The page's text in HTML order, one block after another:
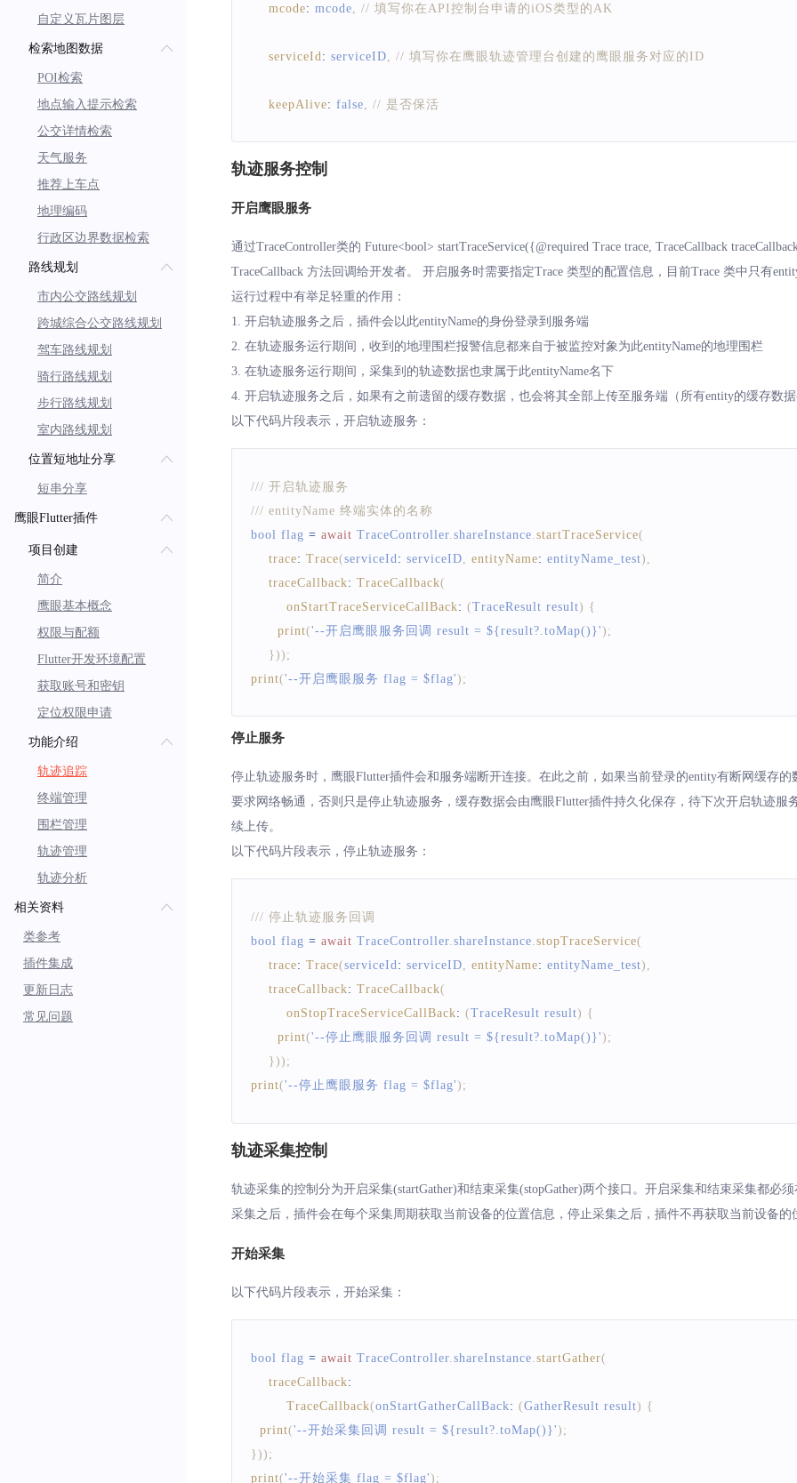
自定义瓦片图层
检索地图数据
POI检索
地点输入提示检索
公交详情检索
天气服务
推荐上车点
地理编码
行政区边界数据检索
路线规划
市内公交路线规划
跨城综合公交路线规划
驾车路线规划
骑行路线规划
步行路线规划
室内路线规划
位置短地址分享
短串分享
鹰眼Flutter插件
项目创建
简介
鹰眼基本概念
权限与配额
Flutter开发环境配置
获取账号和密钥
定位权限申请
功能介绍
轨迹追踪
终端管理
围栏管理
轨迹管理
轨迹分析
相关资料
类参考
插件集成
更新日志
常见问题
mcode: mcode // 填写你在API控制台申请的iOS类型的AK
serviceId : serviceID // 填写你在鹰眼轨迹管理台创建的鹰眼服务对应的ID
keepAlive: false // 是否保活
/// 设置SDK运行所需的基础信息，调用任何方法之前都需要先调用此方法
bool flag =
await TraceController.shareInstance.configServerInfo(serviceOption) ;
print('--百度鹰眼服务配置 flag = $flag'
轨迹服务控制
开启鹰眼服务
通过TraceController类的 Future<bool> startTraceService({@required Trace trace, TraceCallback
TraceCallback 方法回调给开发者。 开启服务时需要指定Trace 类型的配置信息，目前Trace 类中只有
运行过程中有举足轻重的作用：
1. 开启轨迹服务之后，插件会以此entityName的身份登录到服务端
2. 在轨迹服务运行期间，收到的地理围栏报警信息都来自于被监控对象为此entityName的地理围栏
3. 在轨迹服务运行期间，采集到的轨迹数据也隶属于此entityName名下
4. 开启轨迹服务之后，如果有之前遗留的缓存数据，也会将其全部上传至服务端（所有entity的缓存数据
以下代码片段表示，开启轨迹服务：
/// 开启轨迹服务
/// entityName 终端实体的名称
bool flag = await TraceController shareInstance startTraceService(
trace: Trace(serviceId : serviceID entityName: entityName_test)
traceCallback: TraceCallback(
onStartTraceServiceCallBack: (TraceResult result) {
print('--开启鹰眼服务回调 result = ${result?.toMap()}') ;
})) ;
print('--开启鹰眼服务 flag = $flag') ;
停止服务
停止轨迹服务时，鹰眼Flutter插件会和服务端断开连接。在此之前，如果当前登录的entity有断网缓存
要求网络畅通，否则只是停止轨迹服务，缓存数据会由鹰眼Flutter插件持久化保存，待下次开启轨迹服
续上传。
以下代码片段表示，停止轨迹服务：
/// 停止轨迹服务回调
bool flag = await TraceController shareInstance stopTraceService(
trace: Trace(serviceId : serviceID entityName: entityName_test)
traceCallback: TraceCallback(
onStopTraceServiceCallBack: (TraceResult result) {
print('--停止鹰眼服务回调 result = ${result?.toMap()}') ;
})) ;
print('--停止鹰眼服务 flag = $flag') ;
轨迹采集控制
轨迹采集的控制分为开启采集(startGather)和结束采集(stopGather)两个接口。开启采集和结束采集都必
采集之后，插件会在每个采集周期获取当前设备的位置信息，停止采集之后，插件不再获取当前设备的
开始采集
以下代码片段表示，开始采集：
bool flag = await TraceController shareInstance startGather(
traceCallback:
TraceCallback(onStartGatherCallBack: (GatherResult result) {
print('--开始采集回调 result = ${result?.toMap()}') ;
})) ;
print('--开始采集 flag = $flag') ;